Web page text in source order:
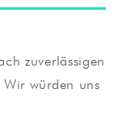
zuverlässigen
würden uns